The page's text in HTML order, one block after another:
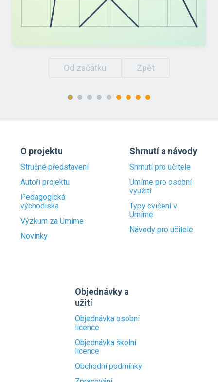
Od začátku Zpět
O projektu
Stručné představení
Autoři projektu
Pedagogická
východiska
Výzkum za Umíme
Novinky
Shrnutí a návody
Shrnutí pro učitele
Umíme pro osobní
využití
Typy cvičení v
Umíme
Návody pro učitele
Objednávky a
užití
Objednávka osobní
licence
Objednávka školní
licence
Obchodní podmínky